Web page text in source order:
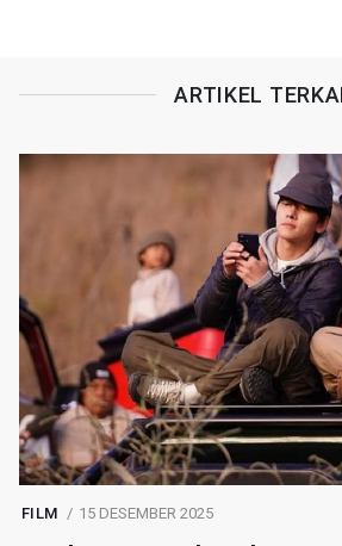
ARTIKEL
FILM 15 DESEMBER 2025